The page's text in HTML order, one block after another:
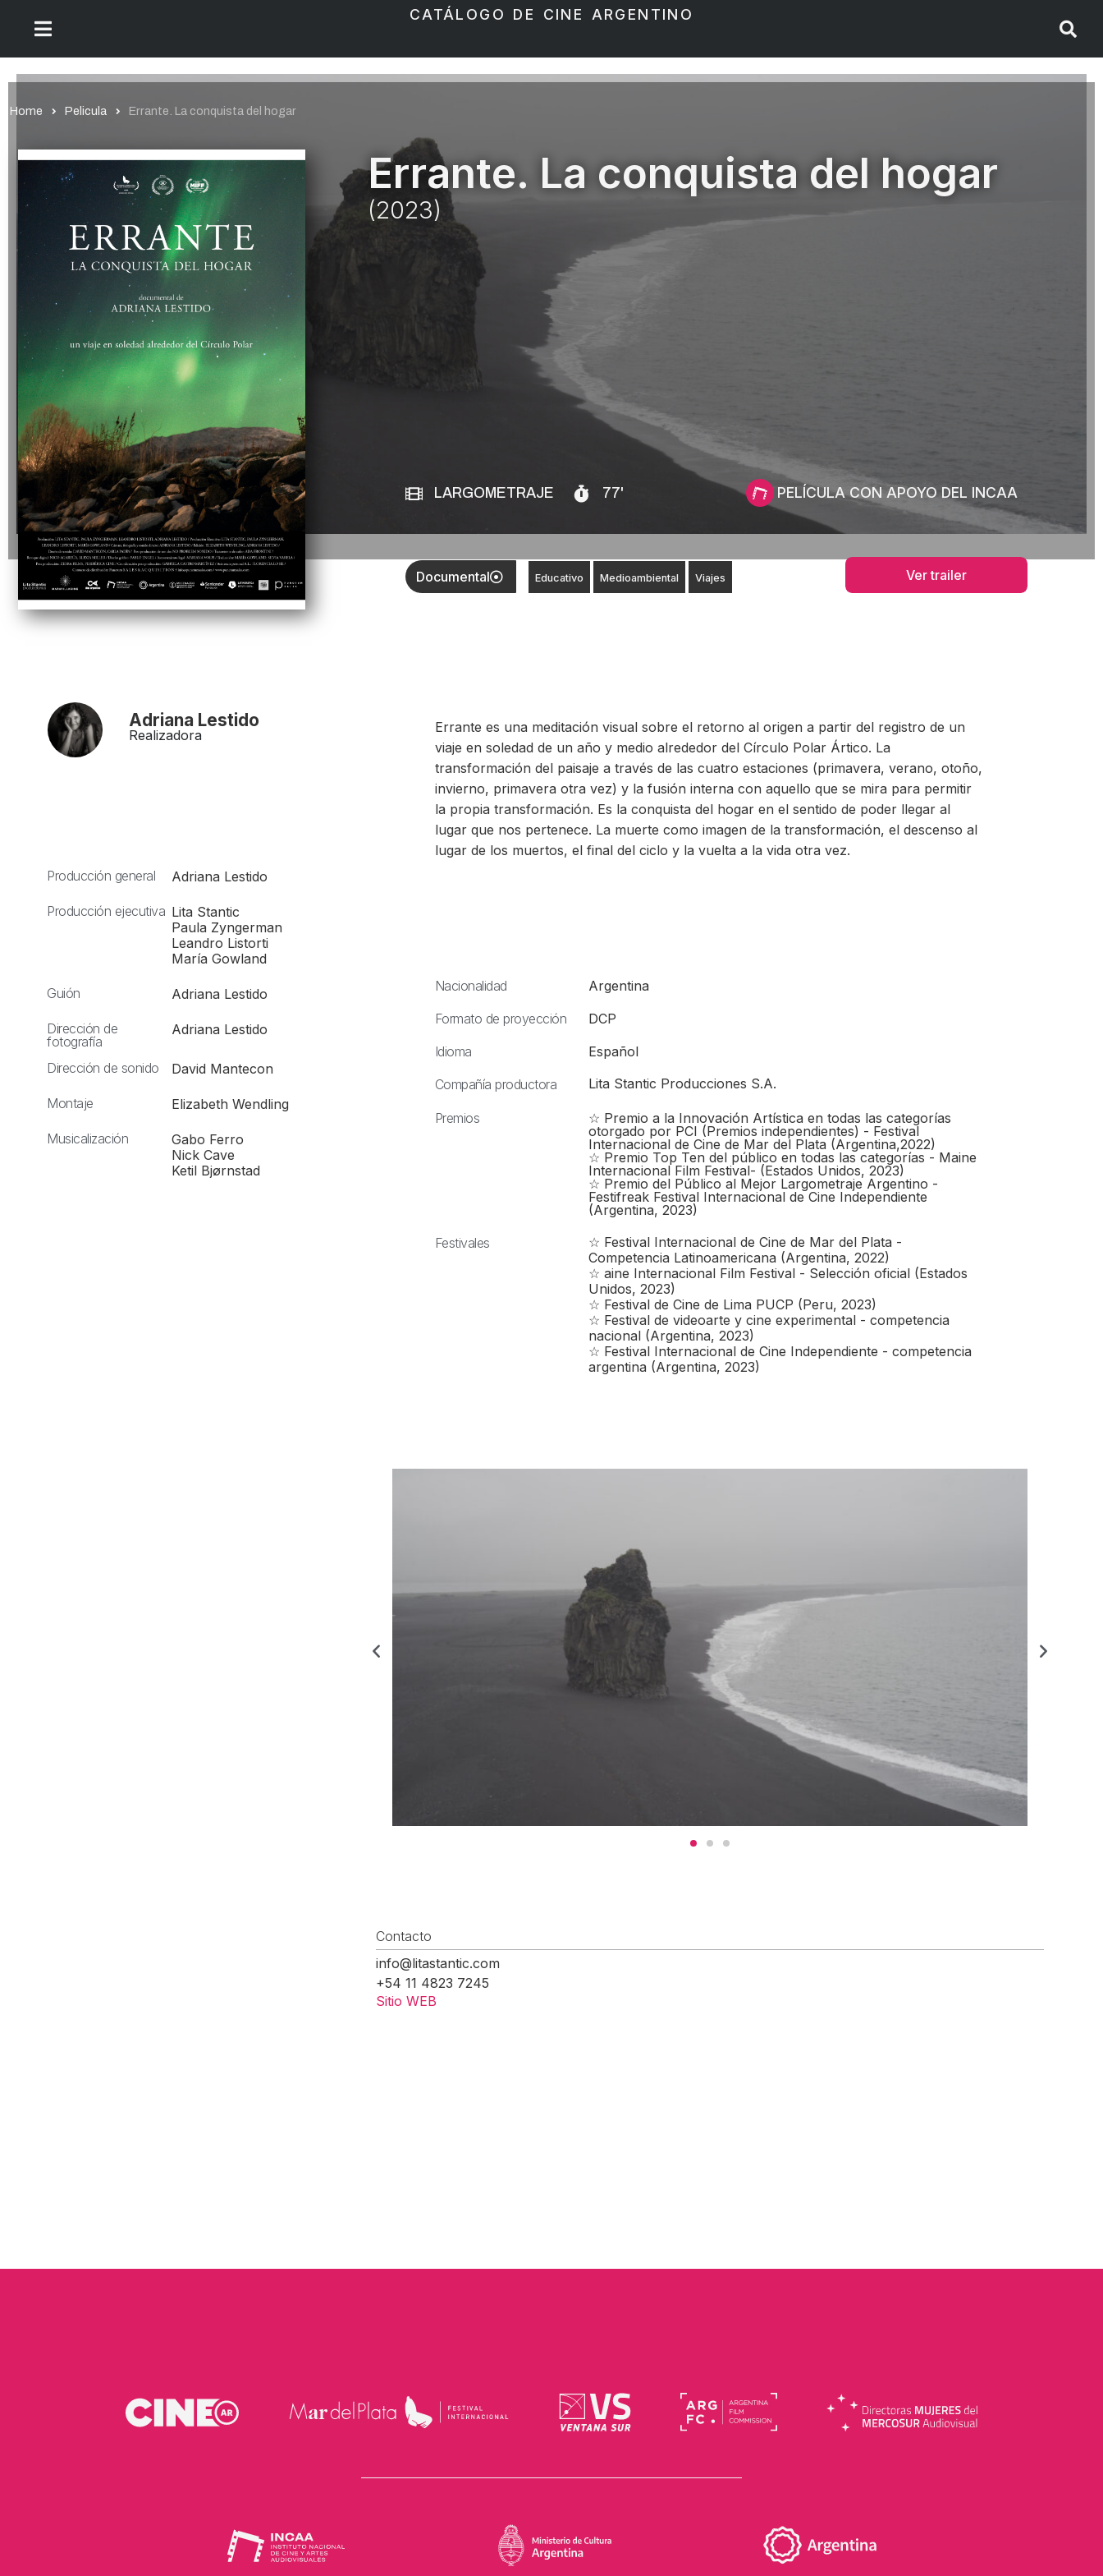
CATÁLOGO DE CINE ARGENTINO
Home Pelicula Errante. La conquista del hogar
Errante. La conquista del hogar
(2023)
LARGOMETRAJE 77' PELÍCULA CON APOYO DEL INCAA
Documental Educativo Medioambiental Viajes Ver trailer
Adriana Lestido
Realizadora
Producción general Adriana Lestido
Producción ejecutiva Lita Stantic
Paula Zyngerman
Leandro Listorti
María Gowland
Guión Adriana Lestido
Dirección de
fotografía
Adriana Lestido
Dirección de sonido David Mantecon
Montaje Elizabeth Wendling
Musicalización
Gabo Ferro
Nick Cave
Ketil Bjørnstad
Errante es una meditación visual sobre el retorno al origen a partir del registro de un
viaje en soledad de un año y medio alrededor del Círculo Polar Ártico. La
transformación del paisaje a través de las cuatro estaciones (primavera, verano, otoño,
invierno, primavera otra vez) y la fusión interna con aquello que se mira para permitir
la propia transformación. Es la conquista del hogar en el sentido de poder llegar al
lugar que nos pertenece. La muerte como imagen de la transformación, el descenso al
lugar de los muertos, el final del ciclo y la vuelta a la vida otra vez.
Nacionalidad
Argentina
Formato de proyección
DCP
Idioma
Español
Compañía productora
Lita Stantic Producciones S.A.
Premios
☆ Premio a la Innovación Artística en todas las categorías
otorgado por PCI (Premios independientes) - Festival
Internacional de Cine de Mar del Plata (Argentina,2022)
☆ Premio Top Ten del público en todas las categorías - Maine
Internacional Film Festival- (Estados Unidos, 2023)
☆ Premio del Público al Mejor Largometraje Argentino -
Festifreak Festival Internacional de Cine Independiente
(Argentina, 2023)
Festivales
☆ Festival Internacional de Cine de Mar del Plata -
Competencia Latinoamericana (Argentina, 2022)
☆ aine Internacional Film Festival - Selección oficial (Estados
Unidos, 2023)
☆ Festival de Cine de Lima PUCP (Peru, 2023)
☆ Festival de videoarte y cine experimental - competencia
nacional (Argentina, 2023)
☆ Festival Internacional de Cine Independiente - competencia
argentina (Argentina, 2023)
Contacto
info@litastantic.com
+54 11 4823 7245
Sitio WEB